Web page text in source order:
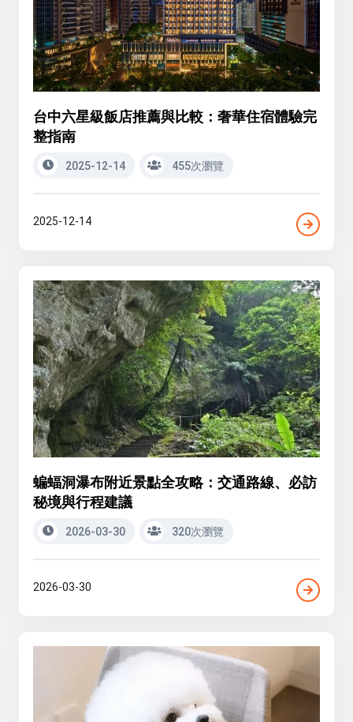
台中六星級飯店推薦與比較：奢華住宿體驗完
整指南
2025-12-14 455次瀏覽
2025-12-14
蝙蝠洞瀑布附近景點全攻略：交通路線、必訪
秘境與行程建議
2026-03-30 320次瀏覽
2026-03-30